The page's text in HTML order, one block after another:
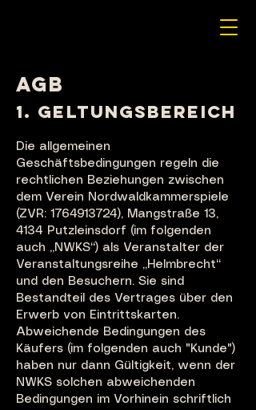
AGB
1. GELTUNGSBEREICH
Die allgemeinen
Geschäftsbedingungen regeln die
rechtlichen Beziehungen zwischen
dem Verein Nordwaldkammerspiele
(ZVR: 1764913724), Mangstraße 13,
4134 Putzleinsdorf (im folgenden
auch „NWKS“) als Veranstalter der
Veranstaltungsreihe „Helmbrecht“
und den Besuchern. Sie sind
Bestandteil des Vertrages über den
Erwerb von Eintrittskarten.
Abweichende Bedingungen des
Käufers (im folgenden auch "Kunde")
haben nur dann Gültigkeit, wenn der
NWKS solchen abweichenden
Bedingungen im Vorhinein schriftlich